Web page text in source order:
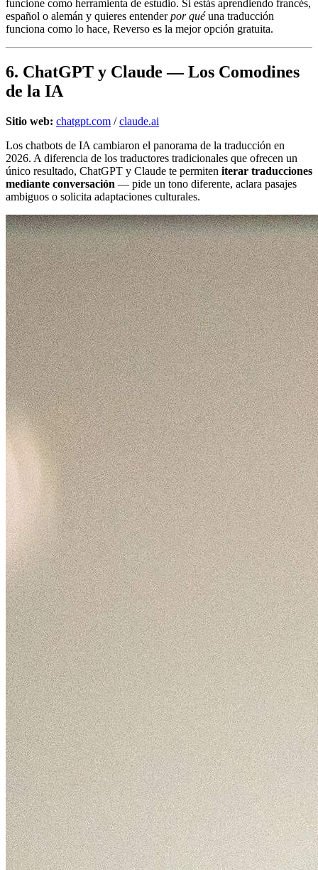
funcione como herramienta de estudio. Si estás aprendiendo francés,
español o alemán y quieres entenderpor quéuna traducción
funciona como lo hace, Reverso es la mejor opción gratuita.
6. ChatGPT y Claude — Los Comodines
de la IA
Sitio web: chatgpt.com /claude.ai
Los chatbots de IA cambiaron el panorama de la traducción en
2026. A diferencia de los traductores tradicionales que ofrecen un
único resultado, ChatGPT y Claude te permiten iterar traducciones
mediante conversación — pide un tono diferente, aclara pasajes
ambiguos o solicita adaptaciones culturales.